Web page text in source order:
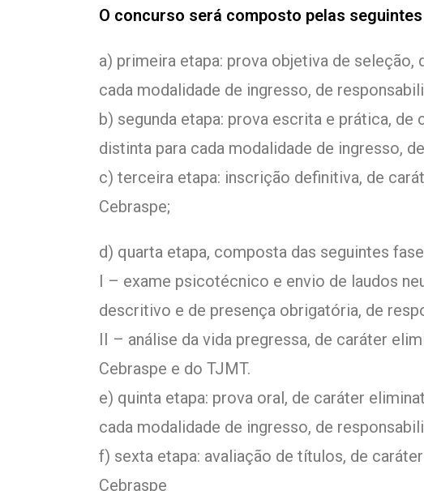
O concurso será composto pelas
a) primeira etapa: prova objetiva de
cada modalidade de ingresso, de
b) segunda etapa: prova escrita e prática,
distinta para cada modalidade de ingresso,
c) terceira etapa: inscrição definitiva, de
Cebraspe;
d) quarta etapa, composta das seguintes
I – exame psicotécnico e envio de laudos
descritivo e de presença obrigatória, de
II – análise da vida pregressa, de caráter
Cebraspe e do TJMT.
e) quinta etapa: prova oral, de caráter
cada modalidade de ingresso, de
f) sexta etapa: avaliação de títulos, de
Cebraspe